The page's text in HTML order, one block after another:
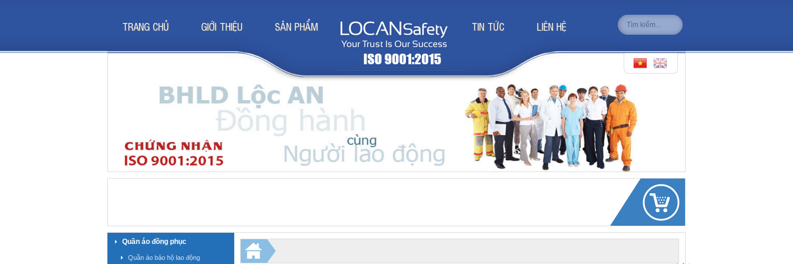
TRANG CHỦ GIỚI THIỆU SẢN PHẨM TIN TỨC LIÊN HỆ
Quần áo đồng phục
Quần áo bảo hộ lao động